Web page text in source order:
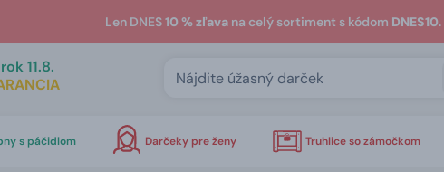
Len DNES10 % zľavana celý sortiment s kódom DNES10.
11.8.
s páčidlom Darčeky pre ženy Truhlice so zámočkom